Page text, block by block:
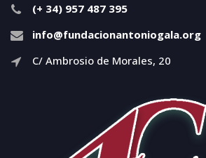
(+ 34) 957 487 395
info@fundacionantoniogala.org
C/ Ambrosio de Morales, 20